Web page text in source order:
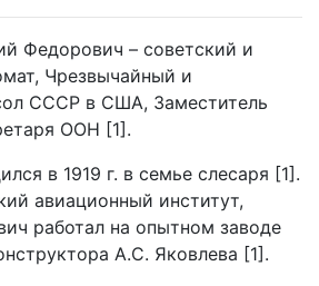
Федорович – советский и
Чрезвычайный и
СССР в США, Заместитель
ООН [1].
в 1919 г. в семье слесаря [1].
авиационный институт,
работал на опытном заводе
А.С. Яковлева [1].